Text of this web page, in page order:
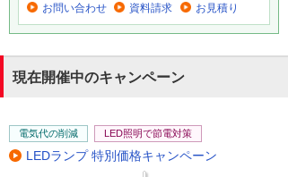
お問い合わせ 資料請求 お見積り
現在開催中のキャンペーン
電気代の削減 LED照明で節電対策
LEDランプ 特別価格キャンペーン